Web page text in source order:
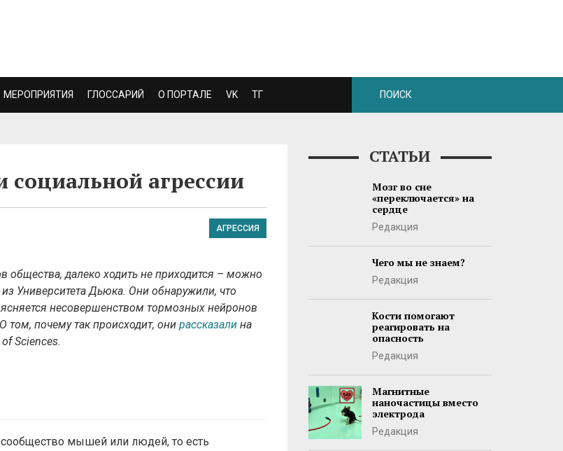
МЕРОПРИЯТИЯ ГЛОССАРИЙ О ПОРТАЛЕ VK ТГ
социальной агрессии
АГРЕССИЯ
общества, далеко ходить не приходится – можно
Университета Дьюка. Они обнаружили, что
несовершенством тормозных нейронов
том, почему так происходит, они рассказали на
Sciences.
мышей или людей, то есть
СТАТЬИ
Мозг во сне
«переключается» на
сердце
Редакция
Чего мы не знаем?
Редакция
Кости помогают
реагировать на
опасность
Редакция
Магнитные
наночастицы вместо
электрода
Редакция